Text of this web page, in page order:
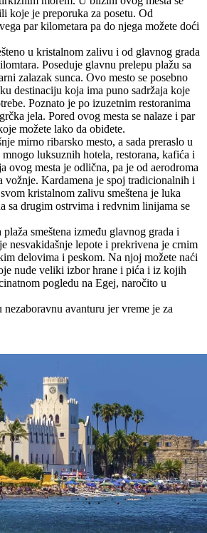
koje je preporuka za posetu. Od
par kilometara pa do njega možete doći
u kristalnom zalivu i od glavnog grada
Poseduje glavnu prelepu plažu sa
zalazak sunca. Ovo mesto se posebno
destinaciju koja ima puno sadržaja koje
Poznato je po izuzetnim restoranima
jela. Pored ovog mesta se nalaze i par
možete lako da obiđete.
mirno ribarsko mesto, a sada preraslo u
luksuznih hotela, restorana, kafića i
ovog mesta je odlična, pa je od aerodroma
vožnje. Kardamena je spoj tradicionalnih i
kristalnom zalivu smeštena je luka
sa drugim ostrvima i redvnim linijama se
plaža smeštena između glavnog grada i
nesvakidašnje lepote i prekrivena je crnim
delovima i peskom. Na njoj možete naći
nude veliki izbor hrane i pića i iz kojih
pogledu na Egej, naročito u
nezaboravnu avanturu jer vreme je za